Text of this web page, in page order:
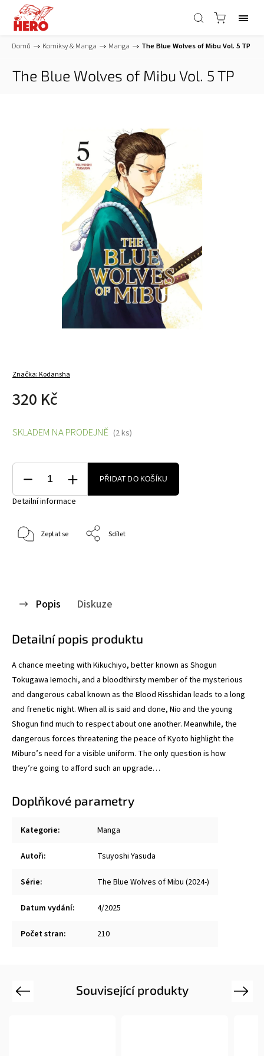
Domů / Komiksy & Manga / Manga / The Blue Wolves of Mibu Vol. 5 TP
The Blue Wolves of Mibu Vol. 5 TP
Značka:Kodansha
320 Kč
SKLADEM NA PRODEJNĚ (2 ks)
PŘIDAT DO KOŠÍKU
Detailní informace
Zeptat se Sdílet
Popis Diskuze
Detailní popis produktu
A chance meeting with Kikuchiyo, better known as Shogun
Tokugawa Iemochi, and a bloodthirsty member of the mysterious
and dangerous cabal known as the Blood Risshidan leads to a long
and frenetic night. When all is said and done, Nio and the young
Shogun find much to respect about one another. Meanwhile, the
dangerous forces threatening the peace of Kyoto highlight the
Miburo’s need for a visible uniform. The only question is how
they’re going to afford such an upgrade…
Doplňkové parametry
Kategorie: Manga
Autoři: Tsuyoshi Yasuda
Série: The Blue Wolves of Mibu (2024-)
Datum vydání: 4/2025
Počet stran: 210
Související produkty
Previous Next